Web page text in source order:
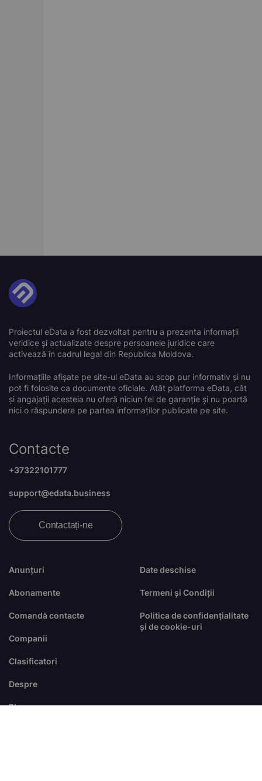
Proiectul eData a fost dezvoltat pentru a prezenta informații
veridice și actualizate despre persoanele juridice care
activează în cadrul legal din Republica Moldova.
Informațiile afișate pe site-ul eData au scop pur informativ și nu
pot fi folosite ca documente oficiale. Atât platforma eData, cât
și angajații acesteia nu oferă niciun fel de garanție și nu poartă
nici o răspundere pe partea informaților publicate pe site.
Anunțuri
Abonamente
Comandă contacte
Companii
Clasificatori
Despre
Blog
Date deschise
Termeni și Condiții
Politica de confidențialitate
și de cookie-uri
Contacte
+37322101777
support@edata.business
Contactați-ne